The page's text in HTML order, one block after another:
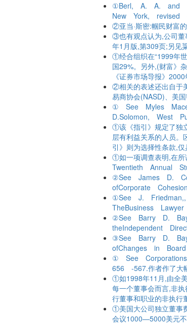
①Berl, A. A. and
New York, revised
②亚当·斯密:帼民财富
③也有观点认为,公司
年1月版,第309页;另
①经合组织在“1999年
国29%。另外,(财富
《证券市场导报》
②相关的表述还出自
易商协会(NASD)、美
① See Myles
D.Solomon, West
①该《指引》规定了
层有利益关系的人员
引》则为选择性条款,仅
①如一项调查表明,在
Twentieth Annual
②See James D.
ofCorporate
①See J.
TheBusiness
②See Barry D.
theIndependent
③See Barry D.
ofChanges in
① See
656 -567.作者作了大
①如1998年11月,由全
每一个董事会而言,非
行董事和职业的非
①美国大公司独立董
会议1000—5000美元不